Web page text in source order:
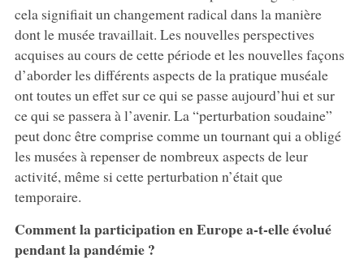
cela signifiait un changement radical dans la manière
dont le musée travaillait. Les nouvelles perspectives
acquises au cours de cette période et les nouvelles façons
d’aborder les différents aspects de la pratique muséale
ont toutes un effet sur ce qui se passe aujourd’hui et sur
ce qui se passera à l’avenir. La “perturbation soudaine”
peut donc être comprise comme un tournant qui a obligé
les musées à repenser de nombreux aspects de leur
activité, même si cette perturbation n’était que
temporaire.
Comment la participation en Europe a-t-elle évolué
pendant la pandémie ?